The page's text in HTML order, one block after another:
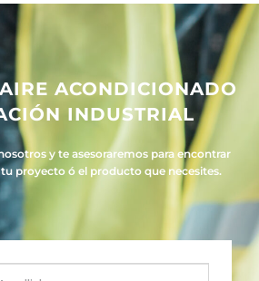
ACONDICIONADO
INDUSTRIAL
y te asesoraremos para encontrar
tu proyecto ó el producto que necesites.